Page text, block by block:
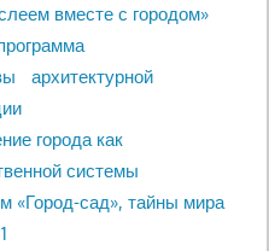
вместе с городом»
архитектурной
города как
системы
«Город-сад», тайны мира